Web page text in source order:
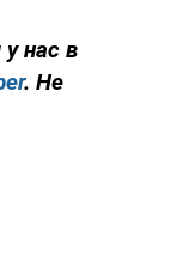
нас в
. Не